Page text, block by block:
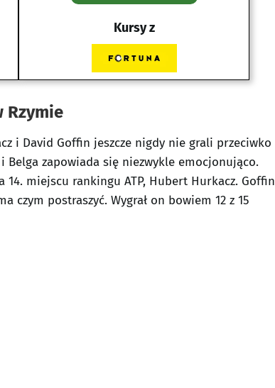
Kursy z
Rzymie
i David Goffin jeszcze nigdy nie grali przeciwko
Belga zapowiada się niezwykle emocjonująco.
miejscu rankingu ATP, Hubert Hurkacz. Goffin
czym postraszyć. Wygrał on bowiem 12 z 15